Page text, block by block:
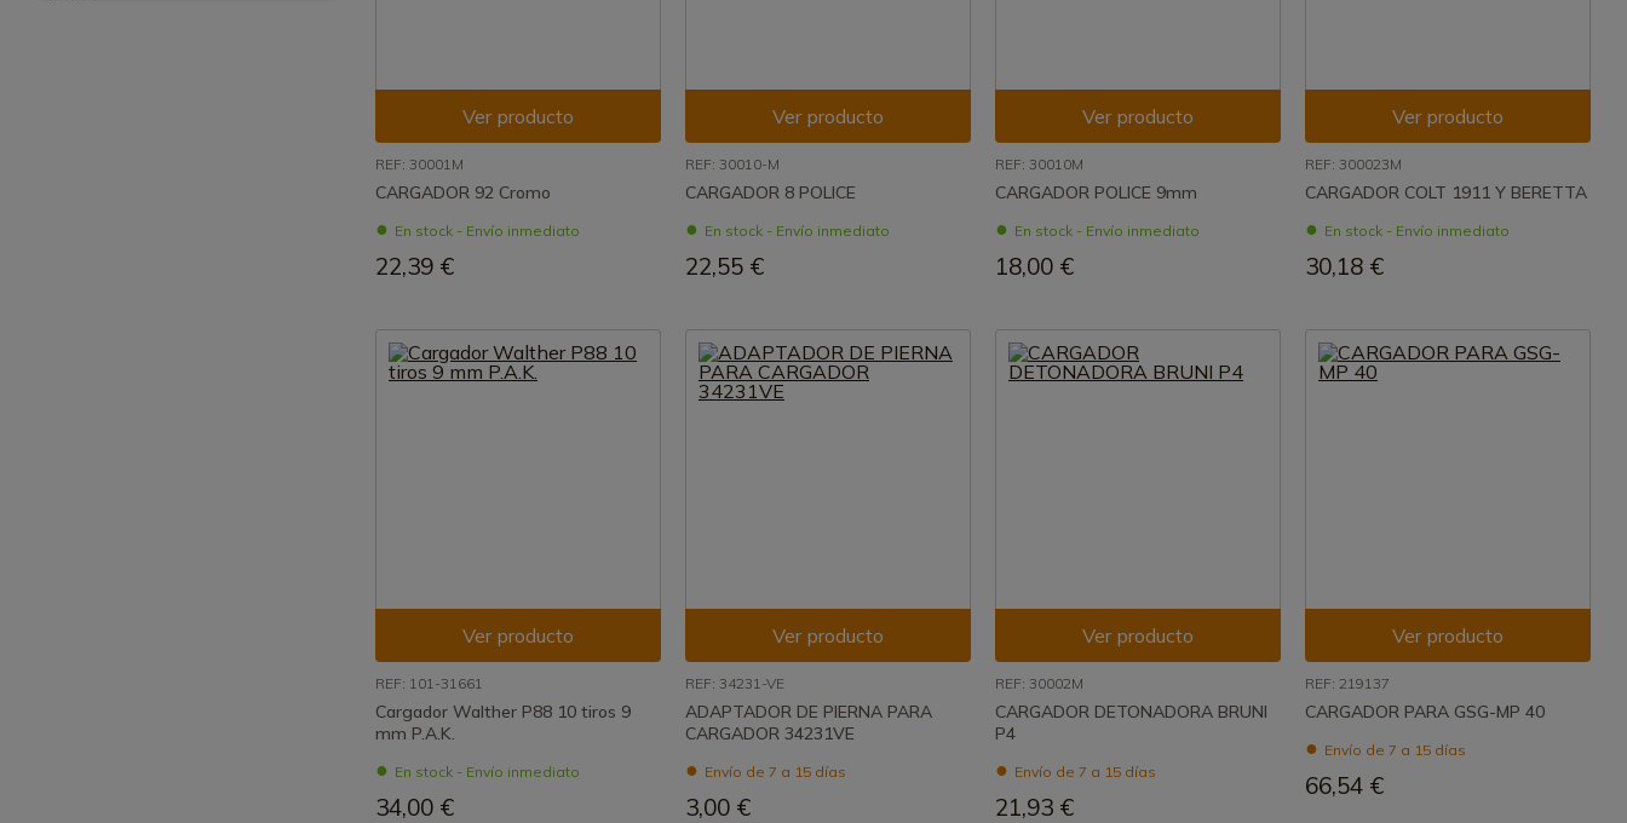
Ver producto
REF: 30001M
CARGADOR 92 Cromo
En stock - Envío inmediato
22,39 €
Ver producto
REF: 30010-M
CARGADOR 8 POLICE
En stock - Envío inmediato
22,55 €
Ver producto
REF: 30010M
CARGADOR POLICE 9mm
En stock - Envío inmediato
18,00 €
Ver producto
REF: 300023M
CARGADOR COLT 1911 Y BERETTA
En stock - Envío inmediato
30,18 €
Ver producto
REF: 101-31661
Cargador Walther P88 10 tiros 9
mm P.A.K.
En stock - Envío inmediato
34,00 €
Ver producto
REF: 34231-VE
ADAPTADOR DE PIERNA PARA
CARGADOR 34231VE
Envío de 7 a 15 días
3,00 €
Ver producto
REF: 30002M
CARGADOR DETONADORA BRUNI
P4
Envío de 7 a 15 días
21,93 €
Ver producto
REF: 219137
CARGADOR PARA GSG-MP 40
Envío de 7 a 15 días
66,54 €